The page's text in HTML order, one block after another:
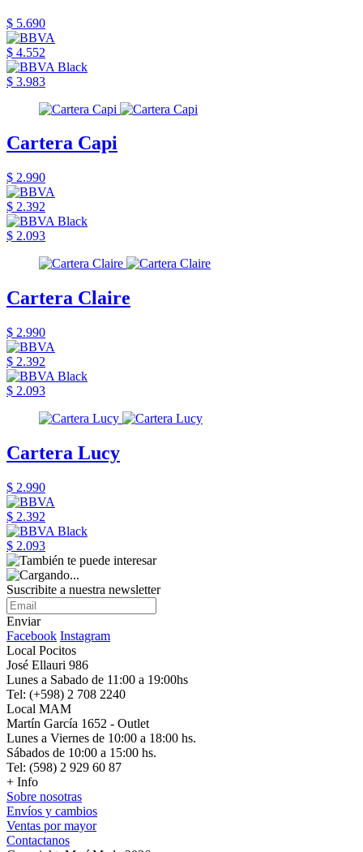
$ 5.690
$ 4.552
$ 3.983
Cartera Capi
$ 2.990
$ 2.392
$ 2.093
Cartera Claire
$ 2.990
$ 2.392
$ 2.093
Cartera Lucy
$ 2.990
$ 2.392
$ 2.093
Suscribite a nuestra newsletter
Enviar
Facebook Instagram
Local Pocitos
José Ellauri 986
Lunes a Sabado de 11:00 a 19:00hs
Tel: (+598) 2 708 2240
Local MAM
Martín García 1652 - Outlet
Lunes a Viernes de 10:00 a 18:00 hs.
Sábados de 10:00 a 15:00 hs.
Tel: (598) 2 929 60 87
+ Info
Sobre nosotras
Envíos y cambios
Ventas por mayor
Contactanos